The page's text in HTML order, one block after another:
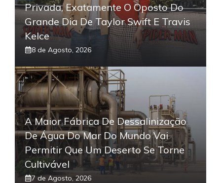
Privada, Exatamente O Oposto Do
Grande Dia De Taylor Swift E Travis
Kelce
8 de Agosto, 2026
A Maior Fábrica De Dessalinização
De Água Do Mar Do Mundo Vai
Permitir Que Um Deserto Se Torne
Cultivável
7 de Agosto, 2026